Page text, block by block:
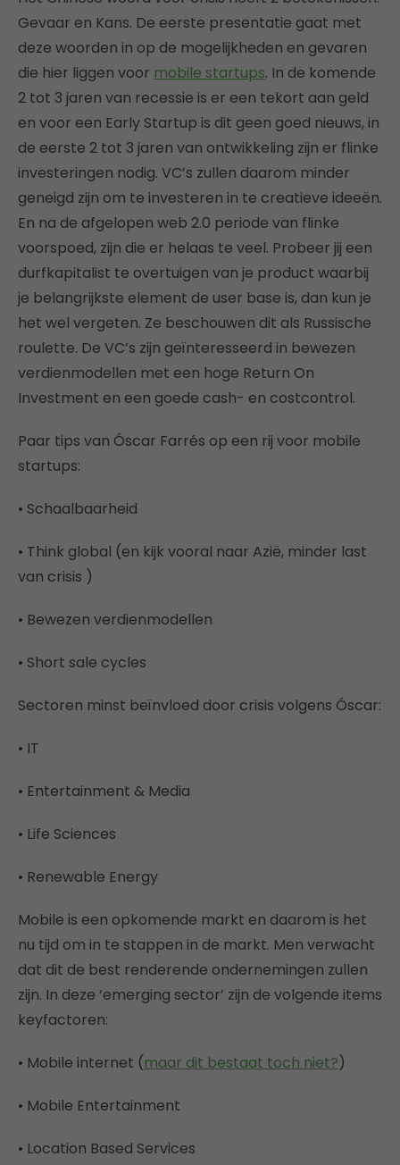
Gevaar en Kans. De eerste presentatie gaat met
deze woorden in op de mogelijkheden en gevaren
die hier liggen voor mobile startups. In de komende
2 tot 3 jaren van recessie is er een tekort aan geld
en voor een Early Startup is dit geen goed nieuws, in
de eerste 2 tot 3 jaren van ontwikkeling zijn er flinke
investeringen nodig. VC’s zullen daarom minder
geneigd zijn om te investeren in te creatieve ideeën.
En na de afgelopen web 2.0 periode van flinke
voorspoed, zijn die er helaas te veel. Probeer jij een
durfkapitalist te overtuigen van je product waarbij
je belangrijkste element de user base is, dan kun je
het wel vergeten. Ze beschouwen dit als Russische
roulette. De VC’s zijn geïnteresseerd in bewezen
verdienmodellen met een hoge Return On
Investment en een goede cash- en costcontrol.
Paar tips van Óscar Farrés op een rij voor mobile
startups:
• Schaalbaarheid
• Think global (en kijk vooral naar Azië, minder last
van crisis )
• Bewezen verdienmodellen
• Short sale cycles
Sectoren minst beïnvloed door crisis volgens Óscar:
• IT
• Entertainment & Media
• Life Sciences
• Renewable Energy
Mobile is een opkomende markt en daarom is het
nu tijd om in te stappen in de markt. Men verwacht
dat dit de best renderende ondernemingen zullen
zijn. In deze ‘emerging sector’ zijn de volgende items
keyfactoren:
• Mobile internet (maar dit bestaat toch niet?)
• Mobile Entertainment
• Location Based Services